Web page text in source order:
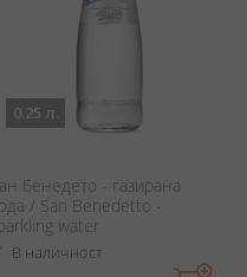
0.25 л.
Бенедето - газирана
/ San Benedetto -
water
В наличност